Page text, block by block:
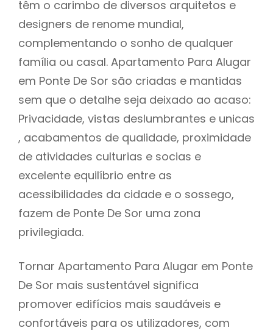
têm o carimbo de diversos arquitetos e
designers de renome mundial,
complementando o sonho de qualquer
família ou casal. Apartamento Para Alugar
em Ponte De Sor são criadas e mantidas
sem que o detalhe seja deixado ao acaso:
Privacidade, vistas deslumbrantes e unicas
, acabamentos de qualidade, proximidade
de atividades culturias e socias e
excelente equilíbrio entre as
acessibilidades da cidade e o sossego,
fazem de Ponte De Sor uma zona
privilegiada.
Tornar Apartamento Para Alugar em Ponte
De Sor mais sustentável significa
promover edifícios mais saudáveis e
confortáveis para os utilizadores, com